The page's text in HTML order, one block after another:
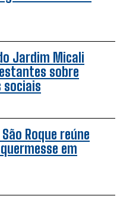
Jardim Micali
sobre
sociais
Roque reúne
em